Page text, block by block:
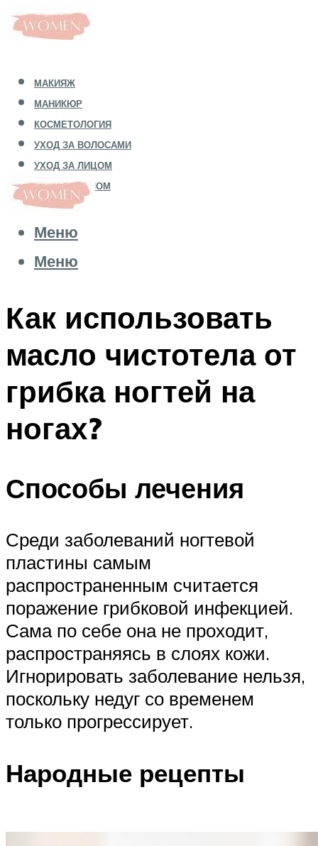
МАКИЯЖ
МАНИКЮР
КОСМЕТОЛОГИЯ
УХОД ЗА ВОЛОСАМИ
УХОД ЗА ЛИЦОМ
УХОД ЗА ТЕЛОМ
Меню
Меню
Как использовать
масло чистотела от
грибка ногтей на
ногах?
Способы лечения
Среди заболеваний ногтевой
пластины самым
распространенным считается
поражение грибковой инфекцией.
Сама по себе она не проходит,
распространяясь в слоях кожи.
Игнорировать заболевание нельзя,
поскольку недуг со временем
только прогрессирует.
Народные рецепты